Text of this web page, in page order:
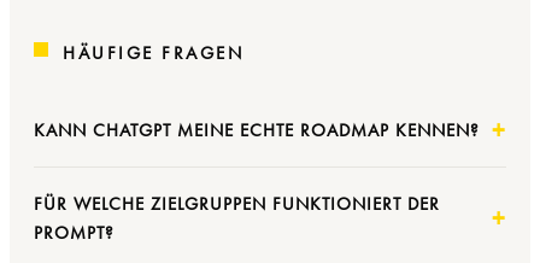
HÄUFIGE FRAGEN
KANN CHATGPT MEINE ECHTE ROADMAP KENNEN?
FÜR WELCHE ZIELGRUPPEN FUNKTIONIERT DER
PROMPT?